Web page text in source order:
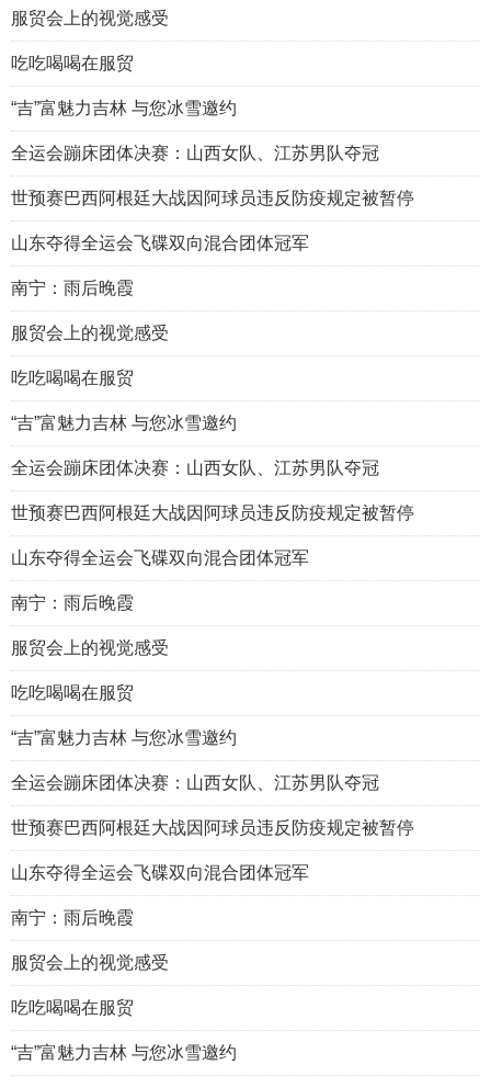
服贸会上的视觉感受
吃吃喝喝在服贸
“吉”富魅力吉林 与您冰雪邀约
全运会蹦床团体决赛：山西女队、江苏男队夺冠
世预赛巴西阿根廷大战因阿球员违反防疫规定被暂停
山东夺得全运会飞碟双向混合团体冠军
南宁：雨后晚霞
服贸会上的视觉感受
吃吃喝喝在服贸
“吉”富魅力吉林 与您冰雪邀约
全运会蹦床团体决赛：山西女队、江苏男队夺冠
世预赛巴西阿根廷大战因阿球员违反防疫规定被暂停
山东夺得全运会飞碟双向混合团体冠军
南宁：雨后晚霞
服贸会上的视觉感受
吃吃喝喝在服贸
“吉”富魅力吉林 与您冰雪邀约
全运会蹦床团体决赛：山西女队、江苏男队夺冠
世预赛巴西阿根廷大战因阿球员违反防疫规定被暂停
山东夺得全运会飞碟双向混合团体冠军
南宁：雨后晚霞
服贸会上的视觉感受
吃吃喝喝在服贸
“吉”富魅力吉林 与您冰雪邀约